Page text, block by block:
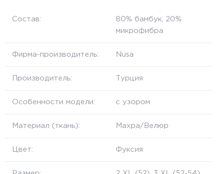
Состав:
80% бамбук, 20%
микрофибра
Фирма-производитель: Nusa
Производитель: Турция
Особенности модели: с узором
Материал (ткань): Махра/Велюр
Цвет: Фуксия